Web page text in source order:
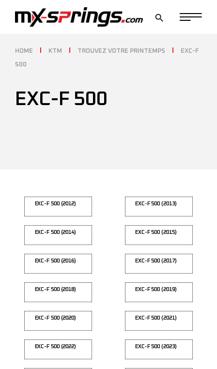
HOME KTM TROUVEZ VOTRE PRINTEMPS EXC-F
500
EXC-F 500
EXC-F 500 (2012) EXC-F 500 (2013)
EXC-F 500 (2014) EXC-F 500 (2015)
EXC-F 500 (2016) EXC-F 500 (2017)
EXC-F 500 (2018) EXC-F 500 (2019)
EXC-F 500 (2020) EXC-F 500 (2021)
EXC-F 500 (2022) EXC-F 500 (2023)